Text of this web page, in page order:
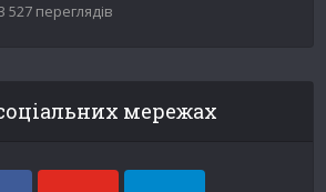
527 переглядів
мережах